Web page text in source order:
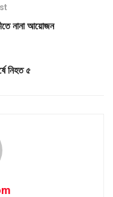
নানা আয়োজন
নিহত ৫